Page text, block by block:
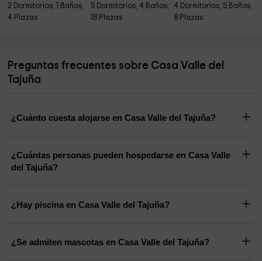
2 Dormitorios, 1 Baños,
4 Plazas
5 Dormitorios, 4 Baños,
18 Plazas
4 Dormitorios, 5 Baños,
8 Plazas
Preguntas frecuentes sobre Casa Valle del
Tajuña
¿Cuánto cuesta alojarse en Casa Valle del Tajuña?
¿Cuántas personas pueden hospedarse en Casa Valle
del Tajuña?
¿Hay piscina en Casa Valle del Tajuña?
¿Se admiten mascotas en Casa Valle del Tajuña?